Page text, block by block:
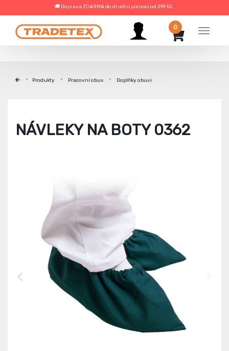
🚚 Doprava ZDARMA do dnešní půlnoci od 299 Kč.
Menu
0
Produkty Pracovní obuv Doplňky obuvi
NÁVLEKY NA BOTY 0362